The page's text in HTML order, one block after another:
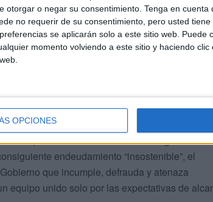
otorgar o negar su consentimiento. Tenga en cuenta
no requerir de su consentimiento, pero usted
se aplicarán solo a este sitio web. Puede
momento volviendo a este sitio y haciendo
OPCIONES
“los síntomas de agotamiento del PP son
A ese síntoma le siguen otros
endeudamiento “insostenible”, el
que incumple, defrauda y atenaza
equipo unido solo por las expectativas de